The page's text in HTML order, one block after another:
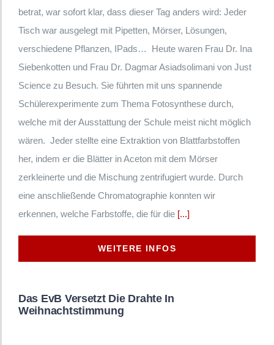
betrat, war sofort klar, dass dieser Tag anders wird: Jeder
Tisch war ausgelegt mit Pipetten, Mörser, Lösungen,
verschiedene Pflanzen, IPads… Heute waren Frau Dr. Ina
Siebenkotten und Frau Dr. Dagmar Asiadsolimani von Just
Science zu Besuch. Sie führten mit uns spannende
Schülerexperimente zum Thema Fotosynthese durch,
welche mit der Ausstattung der Schule meist nicht möglich
wären. Jeder stellte eine Extraktion von Blattfarbstoffen
her, indem er die Blätter in Aceton mit dem Mörser
zerkleinerte und die Mischung zentrifugiert wurde. Durch
eine anschließende Chromatographie konnten wir
erkennen, welche Farbstoffe, die für die [...]
WEITERE INFOS
Das EvB Versetzt Die Drahte In
Weihnachtstimmung